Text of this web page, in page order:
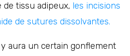
tissu adipeux, les incisions
de sutures dissolvantes.
y aura un certain gonflement